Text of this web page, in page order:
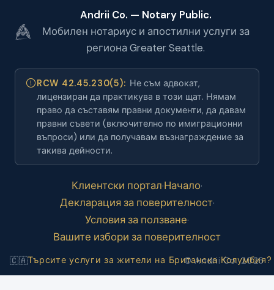
Andrii Co. — Notary Public.
Мобилен нотариус и апостилни услуги за
региона Greater Seattle.
RCW 42.45.230(5): Не съм адвокат,
лицензиран да практикува в този щат. Нямам
право да съставям правни документи, да давам
правни съвети (включително по имиграционни
въпроси) или да получавам възнаграждение за
такива дейности.
Клиентски портал·Начало·
Декларация за поверителност·
Условия за ползване·
Вашите избори за поверителност
🇨🇦Търсите услуги за жители на Британска Колумбия?
© Andrii Co. 2026